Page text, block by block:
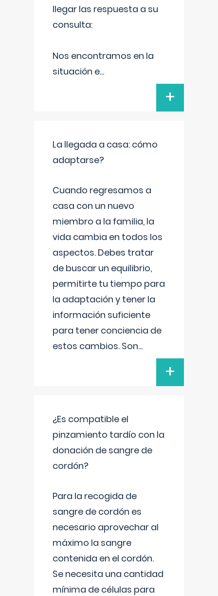
llegar las respuesta a su
consulta:
Nos encontramos en la
situación e...
+
La llegada a casa: cómo
adaptarse?
Cuando regresamos a
casa con un nuevo
miembro a la familia, la
vida cambia en todos los
aspectos. Debes tratar
de buscar un equilibrio,
permitirte tu tiempo para
la adaptación y tener la
información suficiente
para tener conciencia de
estos cambios. Son...
+
¿Es compatible el
pinzamiento tardío con la
donación de sangre de
cordón?
Para la recogida de
sangre de cordón es
necesario aprovechar al
máximo la sangre
contenida en el cordón.
Se necesita una cantidad
mínima de células para